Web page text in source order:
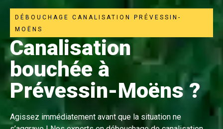
DÉBOUCHAGE CANALISATION PRÉVESSIN-
MOËNS
Canalisation
bouchée à
Prévessin-Moëns ?
Agissez immédiatement avant que la situation ne